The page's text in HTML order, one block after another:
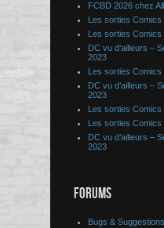
FCBD 2026 chez
Les sorties
Les sorties
DC vu d’ailleurs –
2023
Les sorties
DC vu d’ailleurs –
2023
Les sorties
Les sorties
DC vu d’ailleurs –
2023
FORUMS
Bugs & Suggestions